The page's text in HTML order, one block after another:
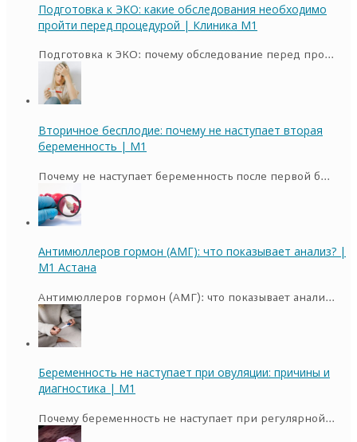
Подготовка к ЭКО: какие обследования необходимо
пройти перед процедурой | Клиника M1
Подготовка к ЭКО: почему обследование перед про...
Вторичное бесплодие: почему не наступает вторая
беременность | M1
Почему не наступает беременность после первой б...
Антимюллеров гормон (АМГ): что показывает анализ? |
M1 Астана
Антимюллеров гормон (АМГ): что показывает анали...
Беременность не наступает при овуляции: причины и
диагностика | M1
Почему беременность не наступает при регулярной...